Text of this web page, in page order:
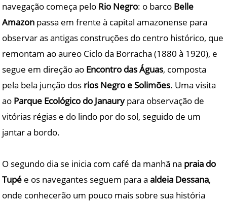
navegação começa pelo Rio Negro: o barco Belle
Amazon passa em frente à capital amazonense para
observar as antigas construções do centro histórico, que
remontam ao aureo Ciclo da Borracha (1880 à 1920), e
segue em direção ao Encontro das Águas, composta
pela bela junção dos rios Negro e Solimões. Uma visita
ao Parque Ecológico do Janaurypara observação de
vitórias régias e do lindo por do sol, seguido de um
jantar a bordo.
O segundo dia se inicia com café da manhã na praia do
Tupé e os navegantes seguem para aaldeia Dessana,
onde conhecerão um pouco mais sobre sua história